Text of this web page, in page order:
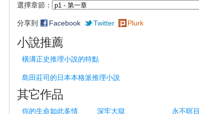
選擇章節：
分享到 Facebook Twitter Plurk
小說推薦
橫溝正史推理小說的特點
島田莊司的日本本格派推理小說
其它作品
你的生命如此多情 深牢大獄 永不暝目